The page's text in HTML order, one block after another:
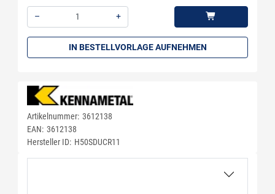
–
+
IN BESTELLVORLAGE AUFNEHMEN
Artikelnummer: 3612138
EAN: 3612138
Hersteller ID: H50SDUCR11